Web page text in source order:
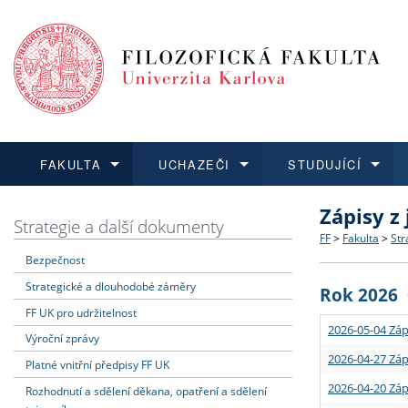
FAKULTA
Dozvědět se více
Struktura
Strategie
Podpora
UCHAZEČI
Podat přihlášku
Co
Učitelské
STUDUJÍCÍ
Dozvědět se více
Rigorózní
Dozvědět se více
O vědě a
Granty a
Dozvědět se více
Aktuální
Strategie a další dokumenty
Bezpečnost
Strategické a dlouhodobé záměry
FF UK pro udržitelnost
Výroční zprávy
Platné vnitřní předpisy FF UK
Rozhodnutí a sdělení děkana, opatření a sdělení
Zápisy
FF > Fakulta >
Rok 2026
2026-05-04
2026-04-27
2026-04-20